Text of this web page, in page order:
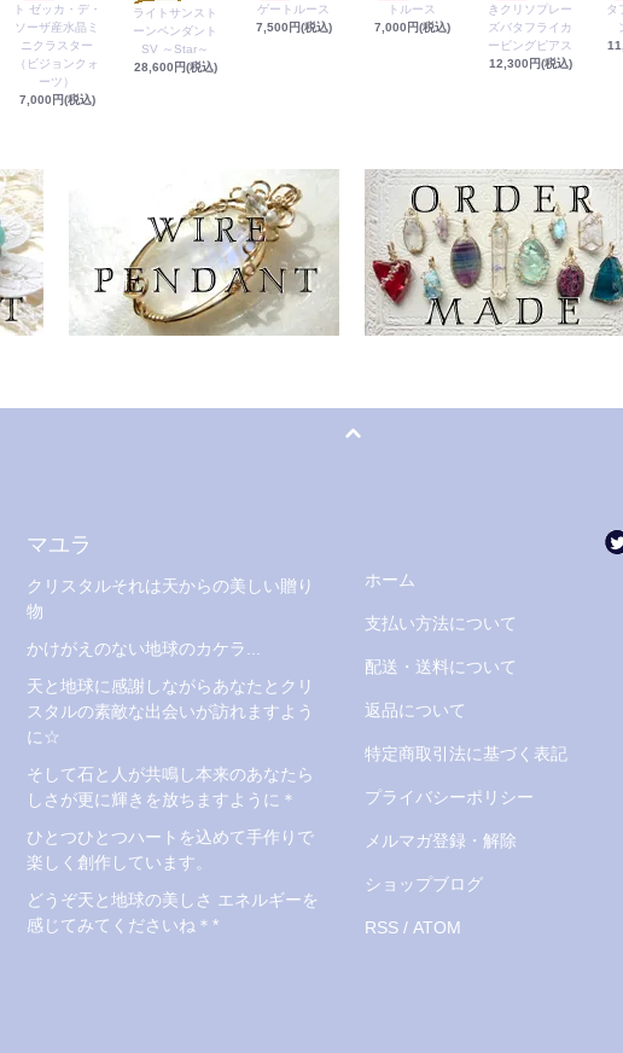
ト ゼッカ・デ・
ソーザ産水晶ミ
ニクラスター
（ビジョンクォ
ーツ）
7,000円(税込)
ライトサンスト
ーンペンダント
SV ～Star～
28,600円(税込)
ゲートルース
7,500円(税込)
トルース
7,000円(税込)
きクリソプレー
ズバタフライカ
ービングピアス
12,300円(税込)
タ
マユラ
クリスタルそれは天からの美しい贈り
物
かけがえのない地球のカケラ...
天と地球に感謝しながらあなたとクリ
スタルの素敵な出会いが訪れますよう
に☆
そして石と人が共鳴し本来のあなたら
しさが更に輝きを放ちますように＊
ひとつひとつハートを込めて手作りで
楽しく創作しています。
どうぞ天と地球の美しさ エネルギーを
感じてみてくださいね＊*
ホーム
支払い方法について
配送・送料について
返品について
特定商取引法に基づく表記
プライバシーポリシー
メルマガ登録・解除
ショップブログ
RSS/ ATOM